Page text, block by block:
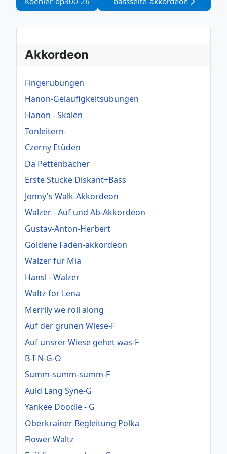
Akkordeon
Fingerübungen
Hanon-Geläufigkeitsübungen
Hanon - Skalen
Tonleitern-
Czerny Etüden
Da Pettenbacher
Erste Stücke Diskant+Bass
Jonny's Walk-Akkordeon
Walzer - Auf und Ab-Akkordeon
Gustav-Anton-Herbert
Goldene Fäden-akkordeon
Walzer für Mia
Hansl - Walzer
Waltz for Lena
Merrily we roll along
Auf der grünen Wiese-F
Auf unsrer Wiese gehet was-F
B-I-N-G-O
Summ-summ-summ-F
Auld Lang Syne-G
Yankee Doodle - G
Oberkrainer Begleitung Polka
Flower Waltz